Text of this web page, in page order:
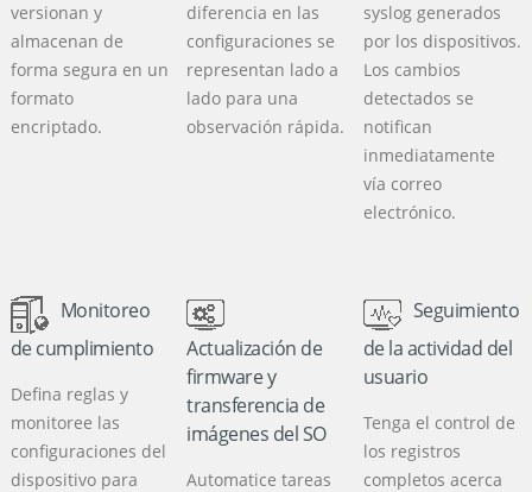
versionan y
almacenan de
forma segura en un
formato
encriptado.
diferencia en las
configuraciones se
representan lado a
lado para una
observación rápida.
syslog generados
por los dispositivos.
Los cambios
detectados se
notifican
inmediatamente
vía correo
electrónico.
Monitoreo
de cumplimiento
Defina reglas y
monitoree las
configuraciones del
dispositivo para
Actualización de
firmware y
transferencia de
imágenes del SO
Automatice tareas
Seguimiento
de la actividad del
usuario
Tenga el control de
los registros
completos acerca